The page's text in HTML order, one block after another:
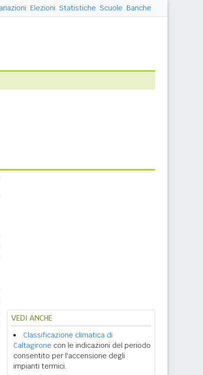
Elezioni Statistiche Scuole Banche
VEDI ANCHE
Classificazione climatica di
Caltagirone con le indicazioni del periodo
consentito per l'accensione degli
impianti termici.